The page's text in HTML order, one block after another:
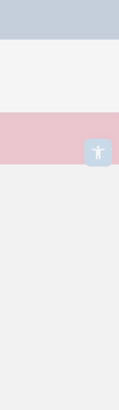
Abrir a barra de ferramentas